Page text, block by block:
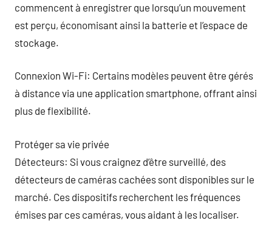
commencent à enregistrer que lorsqu’un mouvement
est perçu, économisant ainsi la batterie et l’espace de
stockage.
Connexion Wi-Fi: Certains modèles peuvent être gérés
à distance via une application smartphone, offrant ainsi
plus de flexibilité.
Protéger sa vie privée
Détecteurs: Si vous craignez d’être surveillé, des
détecteurs de caméras cachées sont disponibles sur le
marché. Ces dispositifs recherchent les fréquences
émises par ces caméras, vous aidant à les localiser.